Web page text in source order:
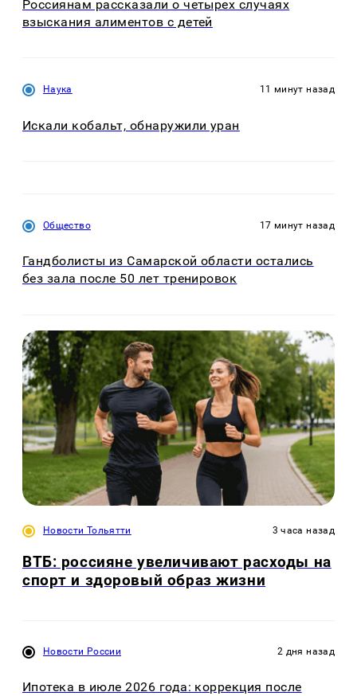
Россиянам рассказали о четырех случаях
взыскания алиментов с детей
Наука 11 минут назад
Искали кобальт, обнаружили уран
Общество 17 минут назад
Гандболисты из Самарской области остались
без зала после 50 лет тренировок
Новости Тольятти 3 часа назад
ВТБ: россияне увеличивают расходы на
спорт и здоровый образ жизни
Новости России 2 дня назад
Ипотека в июле 2026 года: коррекция после